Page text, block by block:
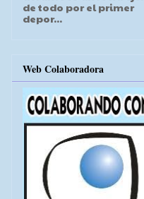
de todo por el primer
depor...
Web Colaboradora